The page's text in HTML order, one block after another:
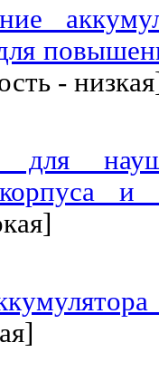
- низкая
для
корпуса
]
]